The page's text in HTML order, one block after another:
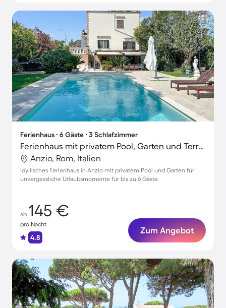
Ferienhaus ∙ 6 Gäste ∙ 3 Schlafzimmer
Ferienhaus mit privatem Pool, Garten und Terrasse
Anzio, Rom, Italien
Idyllisches Ferienhaus in Anzio mit privatem Pool und Garten für
unvergessliche Urlaubsmomente für bis zu 6 Gäste
ab 145 €
pro Nacht
4.8
Zum Angebot